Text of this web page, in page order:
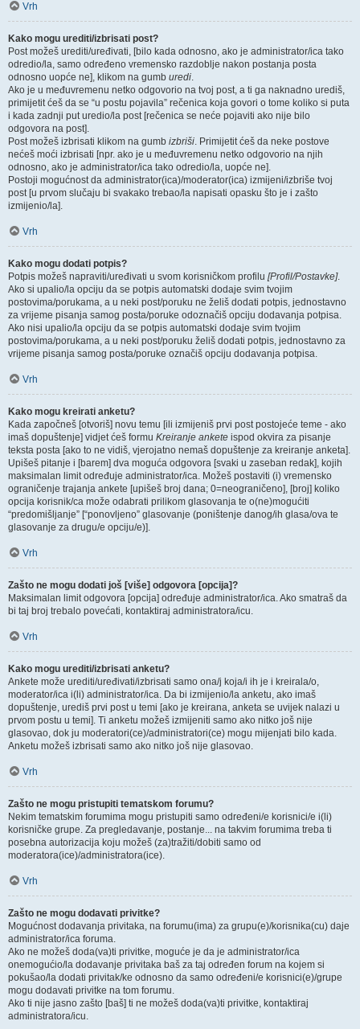
Vrh
Kako mogu urediti/izbrisati post?
Post možeš urediti/uređivati, [bilo kada odnosno, ako je administrator/ica tako
odredio/la, samo određeno vremensko razdoblje nakon postanja posta
odnosno uopće ne], klikom na gumb uredi.
Ako je u međuvremenu netko odgovorio na tvoj post, a ti ga naknadno urediš,
primijetit ćeš da se “u postu pojavila” rečenica koja govori o tome koliko si puta
i kada zadnji put uredio/la post [rečenica se neće pojaviti ako nije bilo
odgovora na post].
Post možeš izbrisati klikom na gumb izbriši. Primijetit ćeš da neke postove
nećeš moći izbrisati [npr. ako je u međuvremenu netko odgovorio na njih
odnosno, ako je administrator/ica tako odredio/la, uopće ne].
Postoji mogućnost da administrator(ica)/moderator(ica) izmijeni/izbriše tvoj
post [u prvom slučaju bi svakako trebao/la napisati opasku što je i zašto
izmijenio/la].
Vrh
Kako mogu dodati potpis?
Potpis možeš napraviti/uređivati u svom korisničkom profilu [Profil/Postavke].
Ako si upalio/la opciju da se potpis automatski dodaje svim tvojim
postovima/porukama, a u neki post/poruku ne želiš dodati potpis, jednostavno
za vrijeme pisanja samog posta/poruke odoznačiš opciju dodavanja potpisa.
Ako nisi upalio/la opciju da se potpis automatski dodaje svim tvojim
postovima/porukama, a u neki post/poruku želiš dodati potpis, jednostavno za
vrijeme pisanja samog posta/poruke označiš opciju dodavanja potpisa.
Vrh
Kako mogu kreirati anketu?
Kada započneš [otvoriš] novu temu [ili izmijeniš prvi post postojeće teme - ako
imaš dopuštenje] vidjet ćeš formu Kreiranje ankete ispod okvira za pisanje
teksta posta [ako to ne vidiš, vjerojatno nemaš dopuštenje za kreiranje anketa].
Upišeš pitanje i [barem] dva moguća odgovora [svaki u zaseban redak], kojih
maksimalan limit određuje administrator/ica. Možeš postaviti (i) vremensko
ograničenje trajanja ankete [upišeš broj dana; 0=neograničeno], [broj] koliko
opcija korisnik/ca može odabrati prilikom glasovanja te o(ne)mogućiti
“predomišljanje” [“ponovljeno” glasovanje (poništenje danog/ih glasa/ova te
glasovanje za drugu/e opciju/e)].
Vrh
Zašto ne mogu dodati još [više] odgovora [opcija]?
Maksimalan limit odgovora [opcija] određuje administrator/ica. Ako smatraš da
bi taj broj trebalo povećati, kontaktiraj administratora/icu.
Vrh
Kako mogu urediti/izbrisati anketu?
Ankete može urediti/uređivati/izbrisati samo ona/j koja/i ih je i kreirala/o,
moderator/ica i(li) administrator/ica. Da bi izmijenio/la anketu, ako imaš
dopuštenje, urediš prvi post u temi [ako je kreirana, anketa se uvijek nalazi u
prvom postu u temi]. Ti anketu možeš izmijeniti samo ako nitko još nije
glasovao, dok ju moderatori(ce)/administratori(ce) mogu mijenjati bilo kada.
Anketu možeš izbrisati samo ako nitko još nije glasovao.
Vrh
Zašto ne mogu pristupiti tematskom forumu?
Nekim tematskim forumima mogu pristupiti samo određeni/e korisnici/e i(li)
korisničke grupe. Za pregledavanje, postanje... na takvim forumima treba ti
posebna autorizacija koju možeš (za)tražiti/dobiti samo od
moderatora(ice)/administratora(ice).
Vrh
Zašto ne mogu dodavati privitke?
Mogućnost dodavanja privitaka, na forumu(ima) za grupu(e)/korisnika(cu) daje
administrator/ica foruma.
Ako ne možeš doda(va)ti privitke, moguće je da je administrator/ica
onemogućio/la dodavanje privitaka baš za taj određen forum na kojem si
pokušao/la dodati privitak/ke odnosno da samo određeni/e korisnici(e)/grupe
mogu dodavati privitke na tom forumu.
Ako ti nije jasno zašto [baš] ti ne možeš doda(va)ti privitke, kontaktiraj
administratora/icu.